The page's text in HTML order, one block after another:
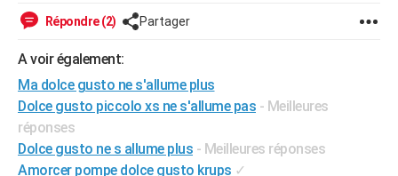
Alimentation
Guide de la santé
Maladies
Médicaments
Sommeil
VOYAGE
Destinations
City break
Voyage nature
Voyage de noces
Forum
Climat
+
GUIDES D'ACHAT
BONS PLANS
Répondre (2) Partager
A voir également:
Ma dolce gusto ne s'allume plus
Dolce gusto piccolo xs ne s'allume pas - Meilleures
réponses
Dolce gusto ne s allume plus - Meilleures réponses
Amorcer pompe dolce gusto krups ✓